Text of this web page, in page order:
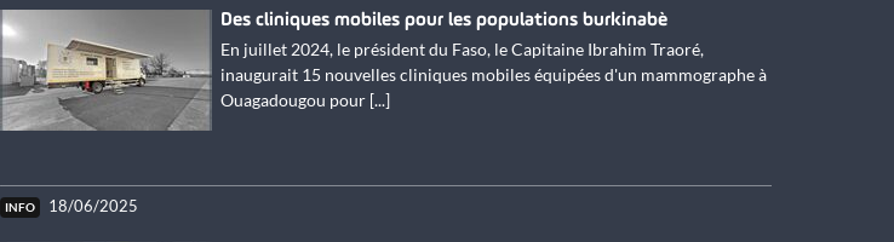
Des cliniques mobiles pour les populations burkinabè
En juillet 2024, le président du Faso, le Capitaine Ibrahim Traoré,
inaugurait 15 nouvelles cliniques mobiles équipées d'un mammographe à
Ouagadougou pour [...]
18/06/2025